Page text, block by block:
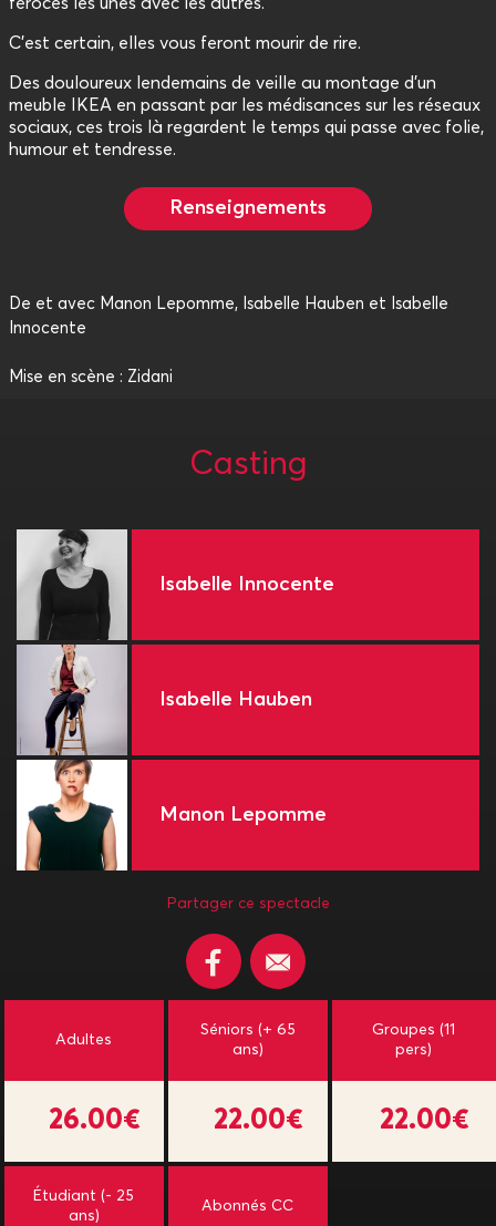
C'est certain, elles vous feront mourir de rire.
Des douloureux lendemains de veille au montage d’un
meuble IKEA en passant par les médisances sur les réseaux
sociaux, ces trois là regardent le temps qui passe avec folie,
humour et tendresse.
Renseignements
De et avec Manon Lepomme, Isabelle Hauben et Isabelle
Innocente
Mise en scène : Zidani
Casting
Isabelle Innocente
Isabelle Hauben
Manon Lepomme
Partager ce spectacle
Adultes
26.00€
Séniors (+ 65
ans)
22.00€
Groupes (11
pers)
22.00€
Étudiant (- 25
ans)
Abonnés CC